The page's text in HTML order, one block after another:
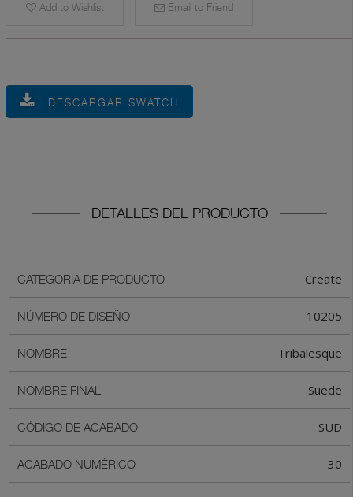
Add to Wishlist Email to Friend
DESCARGAR SWATCH
DETALLES DEL PRODUCTO
CATEGORIA DE PRODUCTO Create
NÚMERO DE DISEÑO 10205
NOMBRE Tribalesque
NOMBRE FINAL Suede
CÓDIGO DE ACABADO SUD
ACABADO NUMÉRICO 30